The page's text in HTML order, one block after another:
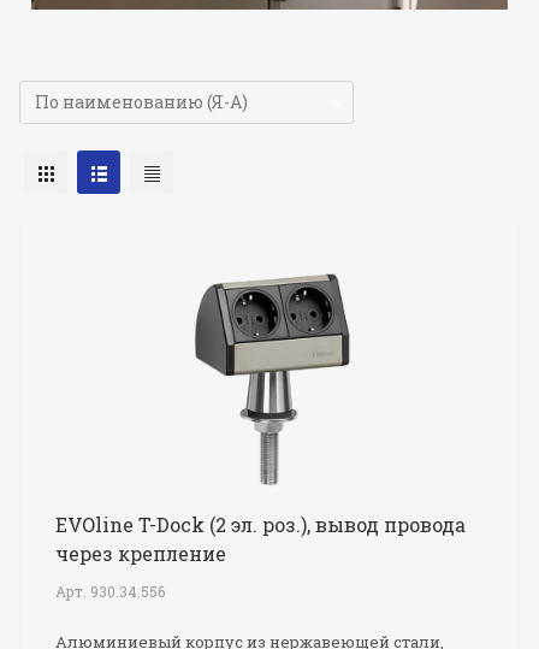
EVOline T-Dock (2 эл. роз.), вывод провода
через крепление
Арт. 930.34.556
Алюминиевый корпус из нержавеющей стали,